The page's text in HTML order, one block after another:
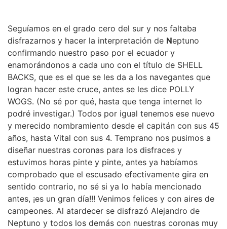
Seguíamos en el grado cero del sur y nos faltaba
disfrazarnos y hacer la interpretación de Neptuno
confirmando nuestro paso por el ecuador y
enamorándonos a cada uno con el título de SHELL
BACKS, que es el que se les da a los navegantes que
logran hacer este cruce, antes se les dice POLLY
WOGS. (No sé por qué, hasta que tenga internet lo
podré investigar.) Todos por igual tenemos ese nuevo
y merecido nombramiento desde el capitán con sus 45
años, hasta Vital con sus 4. Temprano nos pusimos a
diseñar nuestras coronas para los disfraces y
estuvimos horas pinte y pinte, antes ya habíamos
comprobado que el escusado efectivamente gira en
sentido contrario, no sé si ya lo había mencionado
antes, ¡es un gran día!!! Venimos felices y con aires de
campeones. Al atardecer se disfrazó Alejandro de
Neptuno y todos los demás con nuestras coronas muy